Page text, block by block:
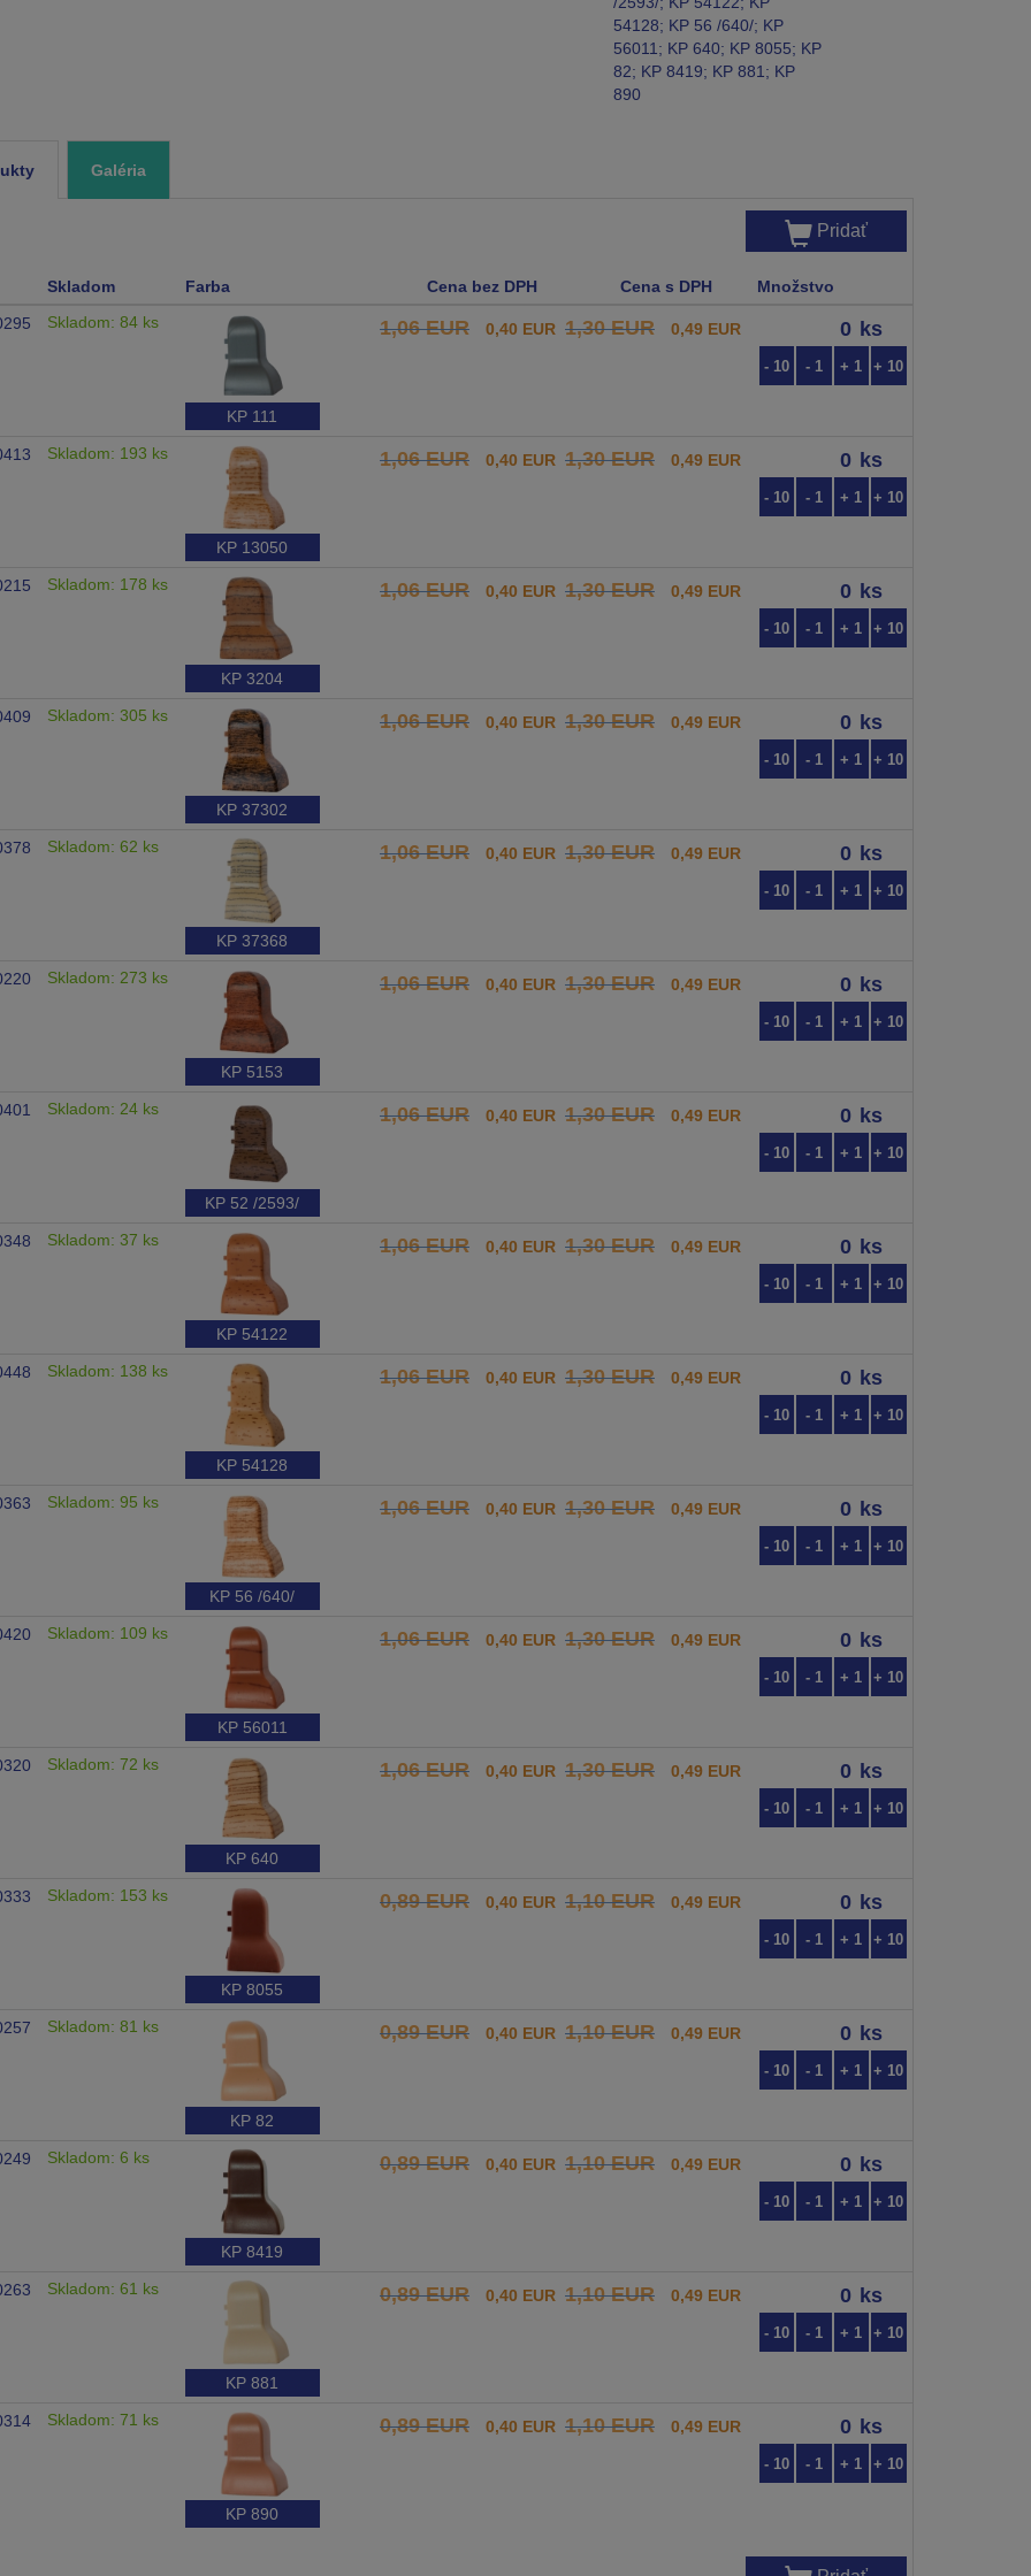
54128; KP 56 /640/; KP
56011; KP 640; KP 8055; KP
82; KP 8419; KP 881; KP
890
Galéria
Pridať
Skladom Farba Cena bez DPH Cena s DPH
Množstvo
Skladom: 84 ks
KP 111
1,06 EUR 0,40 EUR 1,30 EUR 0,49 EUR ks
- 10 - 1 + 1 + 10
Skladom: 193 ks
KP 13050
1,06 EUR 0,40 EUR 1,30 EUR 0,49 EUR ks
- 10 - 1 + 1 + 10
Skladom: 178 ks
KP 3204
1,06 EUR 0,40 EUR 1,30 EUR 0,49 EUR ks
- 10 - 1 + 1 + 10
Skladom: 305 ks
KP 37302
1,06 EUR 0,40 EUR 1,30 EUR 0,49 EUR ks
- 10 - 1 + 1 + 10
Skladom: 62 ks
KP 37368
1,06 EUR 0,40 EUR 1,30 EUR 0,49 EUR ks
- 10 - 1 + 1 + 10
Skladom: 273 ks
KP 5153
1,06 EUR 0,40 EUR 1,30 EUR 0,49 EUR ks
- 10 - 1 + 1 + 10
Skladom: 24 ks
KP 52 /2593/
1,06 EUR 0,40 EUR 1,30 EUR 0,49 EUR ks
- 10 - 1 + 1 + 10
Skladom: 37 ks
KP 54122
1,06 EUR 0,40 EUR 1,30 EUR 0,49 EUR ks
- 10 - 1 + 1 + 10
Skladom: 138 ks
KP 54128
1,06 EUR 0,40 EUR 1,30 EUR 0,49 EUR ks
- 10 - 1 + 1 + 10
Skladom: 95 ks
KP 56 /640/
1,06 EUR 0,40 EUR 1,30 EUR 0,49 EUR ks
- 10 - 1 + 1 + 10
Skladom: 109 ks
KP 56011
1,06 EUR 0,40 EUR 1,30 EUR 0,49 EUR ks
- 10 - 1 + 1 + 10
Skladom: 72 ks
KP 640
1,06 EUR 0,40 EUR 1,30 EUR 0,49 EUR ks
- 10 - 1 + 1 + 10
Skladom: 153 ks
KP 8055
0,89 EUR 0,40 EUR 1,10 EUR 0,49 EUR ks
- 10 - 1 + 1 + 10
Skladom: 81 ks
KP 82
0,89 EUR 0,40 EUR 1,10 EUR 0,49 EUR ks
- 10 - 1 + 1 + 10
Skladom: 6 ks
KP 8419
0,89 EUR 0,40 EUR 1,10 EUR 0,49 EUR ks
- 10 - 1 + 1 + 10
Skladom: 61 ks
KP 881
0,89 EUR 0,40 EUR 1,10 EUR 0,49 EUR ks
- 10 - 1 + 1 + 10
Skladom: 71 ks
KP 890
0,89 EUR 0,40 EUR 1,10 EUR 0,49 EUR ks
- 10 - 1 + 1 + 10